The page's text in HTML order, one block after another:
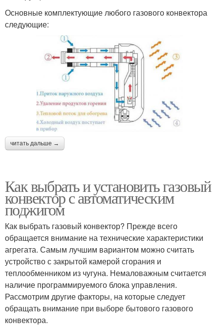
Основные комплектующие любого газового конвектора
следующие:
читать дальше →
Как выбрать и установить газовый
конвектор с автоматическим
поджигом
Как выбрать газовый конвектор? Прежде всего
обращается внимание на технические характеристики
агрегата. Самым лучшим вариантом можно считать
устройство с закрытой камерой сгорания и
теплообменником из чугуна. Немаловажным считается
наличие программируемого блока управления.
Рассмотрим другие факторы, на которые следует
обращать внимание при выборе бытового газового
конвектора.